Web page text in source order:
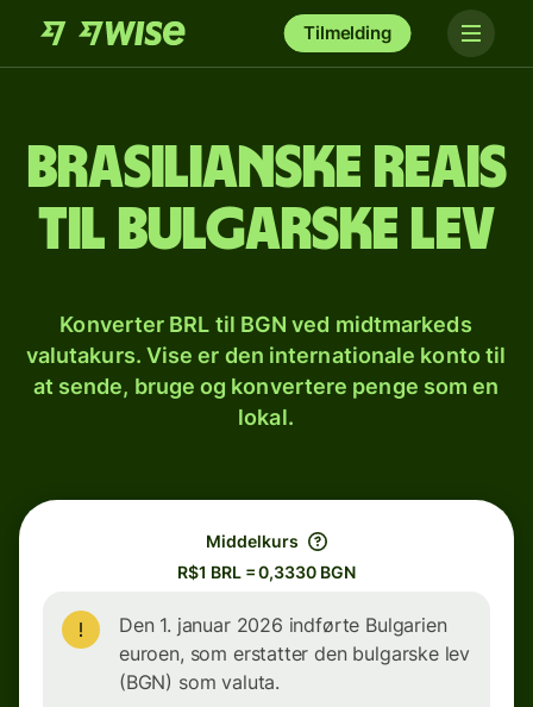
Tilmelding
Brasilianske reais
til bulgarske lev
Konverter BRL til BGN ved midtmarkeds
valutakurs. Vise er den internationale konto til
at sende, bruge og konvertere penge som en
lokal.
Middelkurs
R$1 BRL = 0,3330 BGN
Den 1. januar 2026 indførte Bulgarien
euroen, som erstatter den bulgarske lev
(BGN) som valuta.